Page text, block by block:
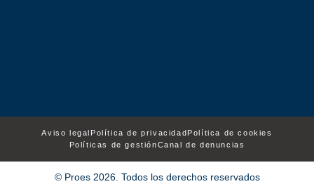
Aviso legal Política de privacidadPolítica de cookies
Políticas de gestiónCanal de denuncias
© Proes 2026. Todos los derechos reservados